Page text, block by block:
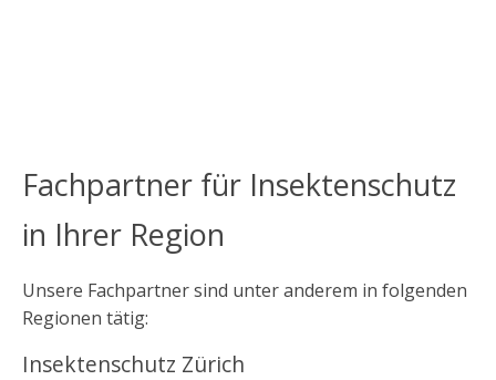
Fachpartner für Insektenschutz
in Ihrer Region
Unsere Fachpartner sind unter anderem in folgenden
Regionen tätig:
Insektenschutz Zürich